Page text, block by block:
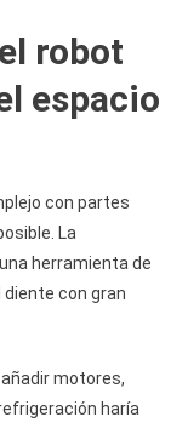
robot
espacio
con partes
La
herramienta de
con gran
motores,
haría